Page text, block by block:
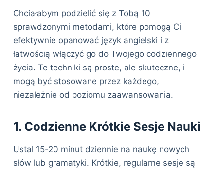
Chciałabym podzielić się z Tobą 10
sprawdzonymi metodami, które pomogą Ci
efektywnie opanować język angielski i z
łatwością włączyć go do Twojego codziennego
życia. Te techniki są proste, ale skuteczne, i
mogą być stosowane przez każdego,
niezależnie od poziomu zaawansowania.
1. Codzienne Krótkie Sesje Nauki
Ustal 15-20 minut dziennie na naukę nowych
słów lub gramatyki. Krótkie, regularne sesje są